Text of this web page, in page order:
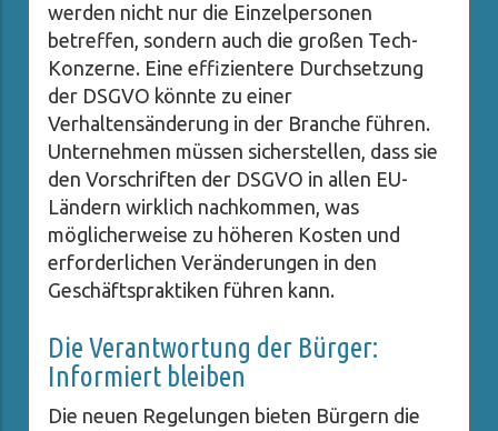
werden nicht nur die Einzelpersonen
betreffen, sondern auch die großen Tech-
Konzerne. Eine effizientere Durchsetzung
der DSGVO könnte zu einer
Verhaltensänderung in der Branche führen.
Unternehmen müssen sicherstellen, dass sie
den Vorschriften der DSGVO in allen EU-
Ländern wirklich nachkommen, was
möglicherweise zu höheren Kosten und
erforderlichen Veränderungen in den
Geschäftspraktiken führen kann.
Die Verantwortung der Bürger:
Informiert bleiben
Die neuen Regelungen bieten Bürgern die